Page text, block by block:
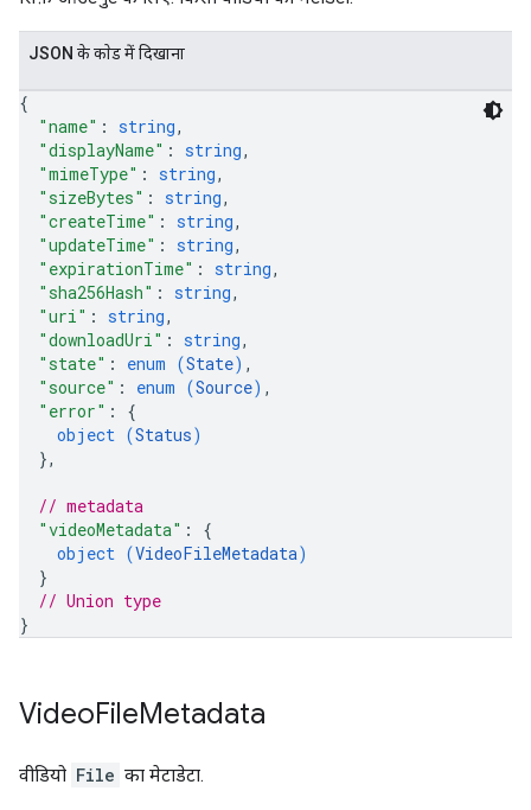
JSON के काेड में दिखाना
{
"name" : string,
"displayName" : string,
"mimeType" : string,
"sizeBytes" : string,
"createTime" : string,
"updateTime" : string,
"expirationTime" : string,
"sha256Hash" : string,
"uri" : string,
"downloadUri" : string,
"state" : enum (State) ,
"source" : enum (Source) ,
"error" : {
object (Status)
},
// metadata
"videoMetadata" : {
object (VideoFileMetadata)
}
// Union type
}
VideoFileMetadata
वीडियो File का मेटाडेटा.